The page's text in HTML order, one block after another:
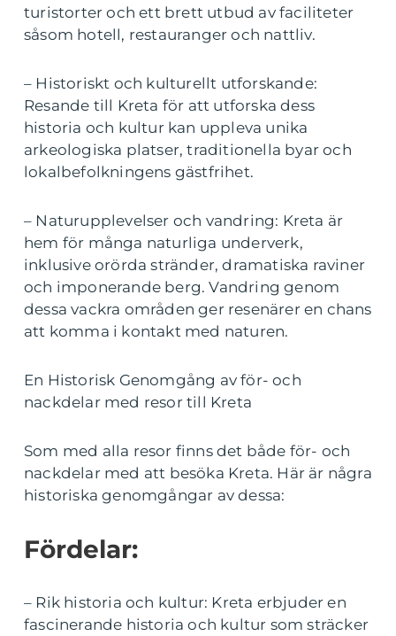
turistorter och ett brett utbud av faciliteter
såsom hotell, restauranger och nattliv.
– Historiskt och kulturellt utforskande:
Resande till Kreta för att utforska dess
historia och kultur kan uppleva unika
arkeologiska platser, traditionella byar och
lokalbefolkningens gästfrihet.
– Naturupplevelser och vandring: Kreta är
hem för många naturliga underverk,
inklusive orörda stränder, dramatiska raviner
och imponerande berg. Vandring genom
dessa vackra områden ger resenärer en chans
att komma i kontakt med naturen.
En Historisk Genomgång av för- och
nackdelar med resor till Kreta
Som med alla resor finns det både för- och
nackdelar med att besöka Kreta. Här är några
historiska genomgångar av dessa:
Fördelar:
– Rik historia och kultur: Kreta erbjuder en
fascinerande historia och kultur som sträcker